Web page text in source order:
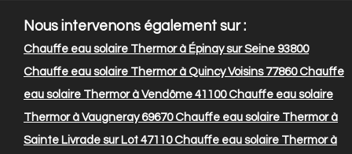
Nous intervenons également sur :
Chauffe eau solaire Thermor à Épinay sur Seine 93800
Chauffe eau solaire Thermor à Quincy Voisins 77860Chauffe
eau solaire Thermor à Vendôme 41100Chauffe eau solaire
Thermor à Vaugneray 69670Chauffe eau solaire Thermor à
Sainte Livrade sur Lot 47110Chauffe eau solaire Thermor à